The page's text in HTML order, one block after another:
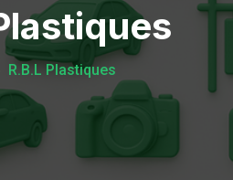
R.B.L Plastiques